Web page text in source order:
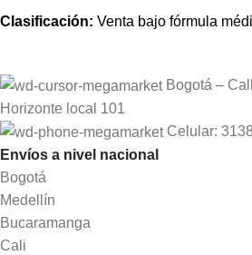
Clasificación: Venta bajo fórmula
Bogotá –
Horizonte local 101
Celular:
Envíos a nivel nacional
Bogotá
Medellín
Bucaramanga
Cali